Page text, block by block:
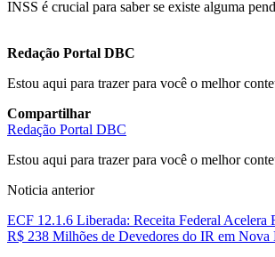
INSS é crucial para saber se existe alguma
Redação Portal DBC
Estou aqui para trazer para você o melhor
Compartilhar
Redação Portal DBC
Estou aqui para trazer para você o melhor
Noticia anterior
ECF 12.1.6 Liberada: Receita Federal Acelera
R$ 238 Milhões de Devedores do IR em Nova